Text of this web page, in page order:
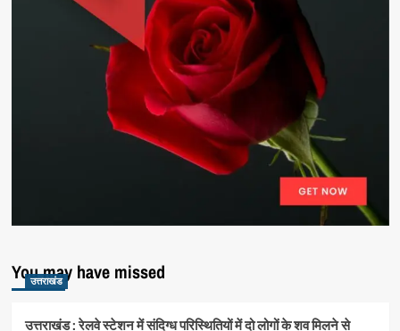
You may have missed
उत्तराखंड
उत्तराखंड : रेलवे स्टेशन में संदिग्ध परिस्थितियों में दो लोगों के शव मिलने से